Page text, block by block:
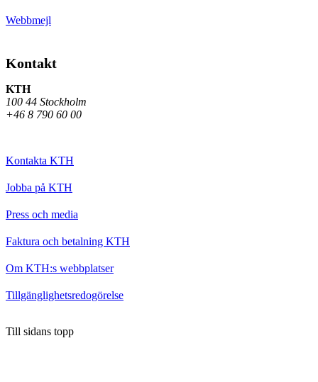
Webbmejl
Kontakt
KTH
100 44 Stockholm
+46 8 790 60 00
Kontakta KTH
Jobba på KTH
Press och media
Faktura och betalning KTH
Om KTH:s webbplatser
Tillgänglighetsredogörelse
Till sidans topp